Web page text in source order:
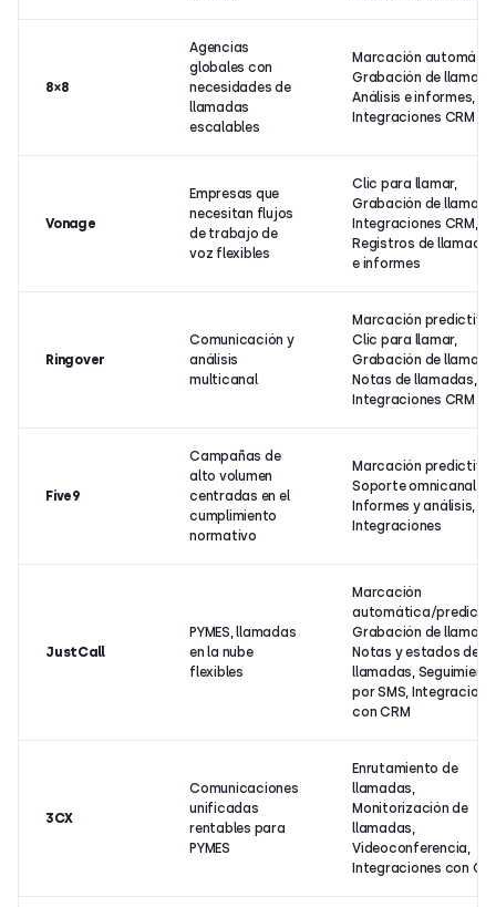
8×8
Agencias
globales con
necesidades de
llamadas
escalables
Marcación
Grabación de
Análisis e informes,
Integraciones CRM
Vonage
Empresas que
necesitan flujos
de trabajo de
voz flexibles
Clic para llamar,
Grabación de
Integraciones CRM,
Registros de llamadas
e informes
Ringover
Comunicación y
análisis
multicanal
Marcación predictiva,
Clic para llamar,
Grabación de
Notas de llamadas,
Integraciones CRM
Five9
Campañas de
alto volumen
centradas en el
cumplimiento
normativo
Marcación predictiva,
Soporte omnicanal,
Informes y análisis,
Integraciones
JustCall
PYMES, llamadas
en la nube
flexibles
Marcación
automática/
Grabación de
Notas y estados de
llamadas,
por SMS,
con CRM
3CX
Comunicaciones
unificadas
rentables para
PYMES
Enrutamiento de
llamadas,
Monitorización de
llamadas,
Videoconferencia,
Integraciones con